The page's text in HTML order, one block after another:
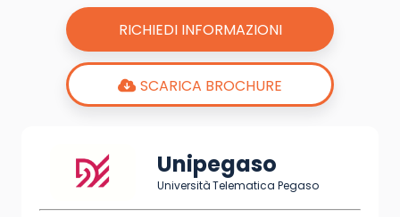
RICHIEDI INFORMAZIONI
SCARICA BROCHURE
Unipegaso
Università Telematica Pegaso